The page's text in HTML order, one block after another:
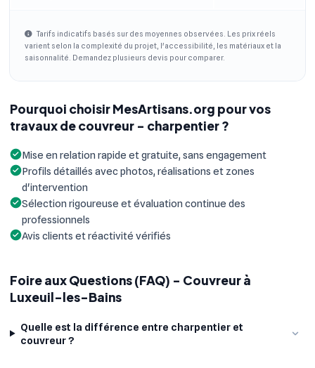
Tarifs indicatifs basés sur des moyennes observées. Les prix réels
varient selon la complexité du projet, l'accessibilité, les matériaux et la
saisonnalité. Demandez plusieurs devis pour comparer.
Pourquoi choisir MesArtisans.org pour vos
travaux de couvreur - charpentier ?
Mise en relation rapide et gratuite, sans engagement
Profils détaillés avec photos, réalisations et zones
d'intervention
Sélection rigoureuse et évaluation continue des
professionnels
Avis clients et réactivité vérifiés
Foire aux Questions (FAQ) - Couvreur à
Luxeuil-les-Bains
Quelle est la différence entre charpentier et
couvreur ?